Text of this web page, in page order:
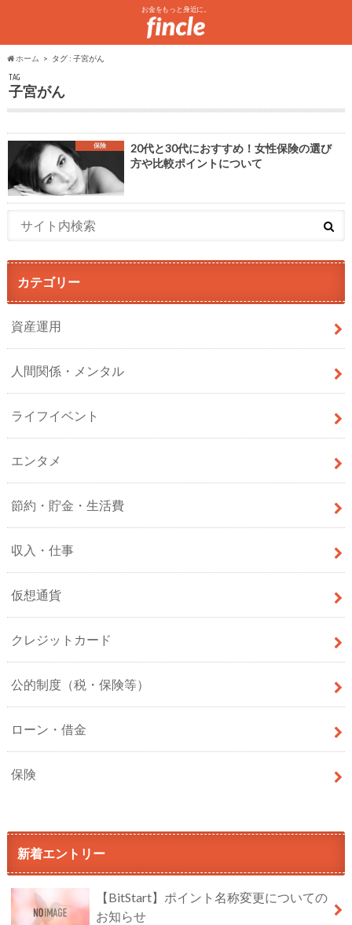
お金をもっと身近に。
ホーム タグ : 子宮がん
TAG
子宮がん
保険
20代と30代におすすめ！女性保険の選び
方や比較ポイントについて
カテゴリー
資産運用
人間関係・メンタル
ライフイベント
エンタメ
節約・貯金・生活費
収入・仕事
仮想通貨
クレジットカード
公的制度（税・保険等）
ローン・借金
保険
新着エントリー
【BitStart】ポイント名称変更についての
お知らせ